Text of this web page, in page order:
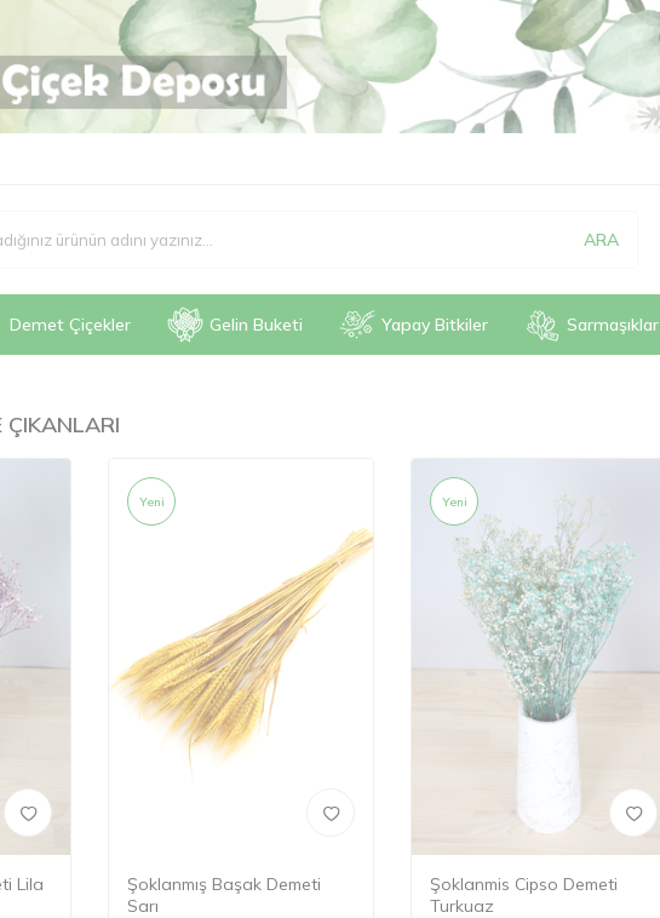
ARA
Demet Çiçekler Gelin Buketi Yapay Bitkiler Sarmaşıklar
ÇIKANLARI
Lila
Yeni
Şoklanmış Başak Demeti
Sarı
Yeni
Şoklanmis Cipso Demeti
Turkuaz